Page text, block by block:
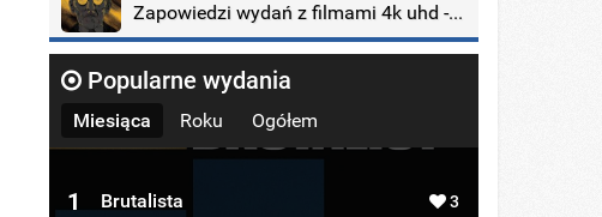
Zapowiedzi wydań z filmami 4k uhd - zagraniczne wydania
Popularne wydania
Miesiąca Roku Ogółem
1 Brutalista 3